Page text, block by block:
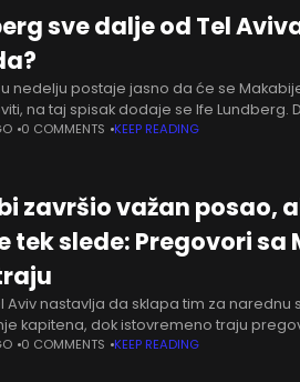
sve dalje od Tel
nedelju postaje jasno da će se
na taj spisak dodaje se Ife Lundberg.
finalne
0 COMMENTS KEEP READING
završio važan posao,
tek slede: Pregovori sa
Aviv nastavlja da sklapa tim za narednu
kapitena, dok istovremeno traju
bi trebalo da čine okosnicu
0 COMMENTS KEEP READING